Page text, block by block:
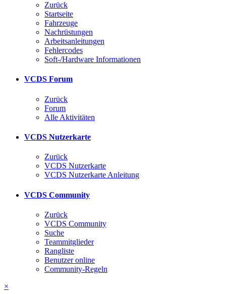
Zurück
Startseite
Fahrzeuge
Nachrüstungen
Arbeitsanleitungen
Fehlercodes
Soft-/Hardware Informationen
VCDS Forum
Zurück
Forum
Alle Aktivitäten
VCDS Nutzerkarte
Zurück
VCDS Nutzerkarte
VCDS Nutzerkarte Anleitung
VCDS Community
Zurück
VCDS Community
Suche
Teammitglieder
Rangliste
Benutzer online
Community-Regeln
×